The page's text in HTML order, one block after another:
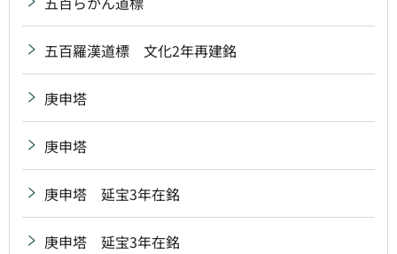
五百羅漢道標 文化2年再建銘
庚申塔
庚申塔
庚申塔 延宝3年在銘
庚申塔 延宝3年在銘